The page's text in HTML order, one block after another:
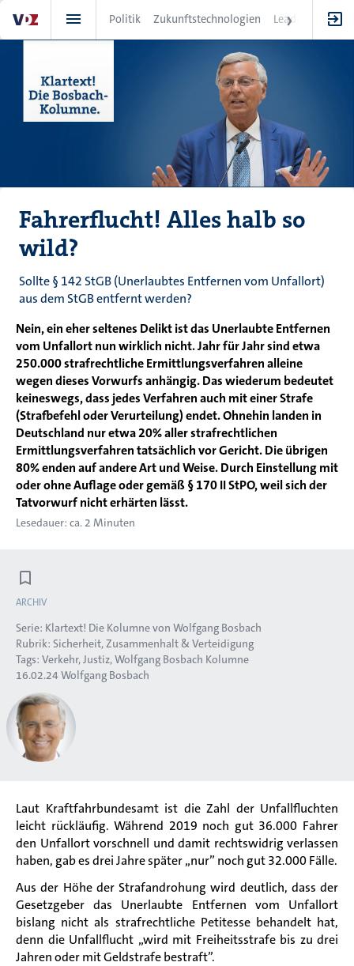
zum
Inhalt
Politik Zukunftstechnologien Leadership
Fahrerflucht! Alles halb so
wild?
Sollte § 142 StGB (Unerlaubtes Entfernen vom Unfallort)
aus dem StGB entfernt werden?
Nein, ein eher seltenes Delikt ist das Unerlaubte Entfernen
vom Unfallort nun wirklich nicht. Jahr für Jahr sind etwa
250.000 strafrechtliche Ermittlungsverfahren alleine
wegen dieses Vorwurfs anhängig. Das wiederum bedeutet
keineswegs, dass jedes Verfahren auch mit einer Strafe
(Strafbefehl oder Verurteilung) endet. Ohnehin landen in
Deutschland nur etwa 20% aller strafrechtlichen
Ermittlungsverfahren tatsächlich vor Gericht. Die übrigen
80% enden auf andere Art und Weise. Durch Einstellung mit
oder ohne Auflage oder gemäß § 170 II StPO, weil sich der
Tatvorwurf nicht erhärten lässt.
Lesedauer: ca. 2 Minuten
ARCHIV
Serie: Klartext! Die Kolumne von Wolfgang Bosbach
Rubrik: Sicherheit, Zusammenhalt & Verteidigung
Tags: Verkehr Justiz Wolfgang Bosbach Kolumne
16.02.24Wolfgang Bosbach
Laut Kraftfahrbundesamt ist die Zahl der Unfallfluchten
leicht rückläufig. Während 2019 noch gut 36.000 Fahrer
den Unfallort vorschnell und damit rechtswidrig verlassen
haben, gab es drei Jahre später „nur” noch gut 32.000 Fälle.
Aus der Höhe der Strafandrohung wird deutlich, dass der
Gesetzgeber das Unerlaubte Entfernen vom Unfallort
bislang nicht als strafrechtliche Petitesse behandelt hat,
denn die Unfallflucht „wird mit Freiheitsstrafe bis zu drei
Jahren oder mit Geldstrafe bestraft”.